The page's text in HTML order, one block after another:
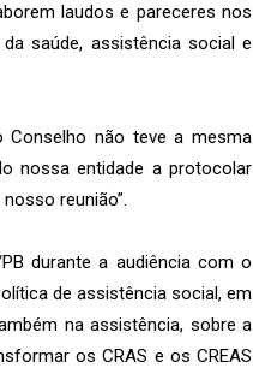
laudos e pareceres nos
saúde, assistência social e
Conselho não teve a mesma
nossa entidade a protocolar
reunião”.
durante a audiência com o
de assistência social, em
na assistência, sobre a
os CRAS e os CREAS